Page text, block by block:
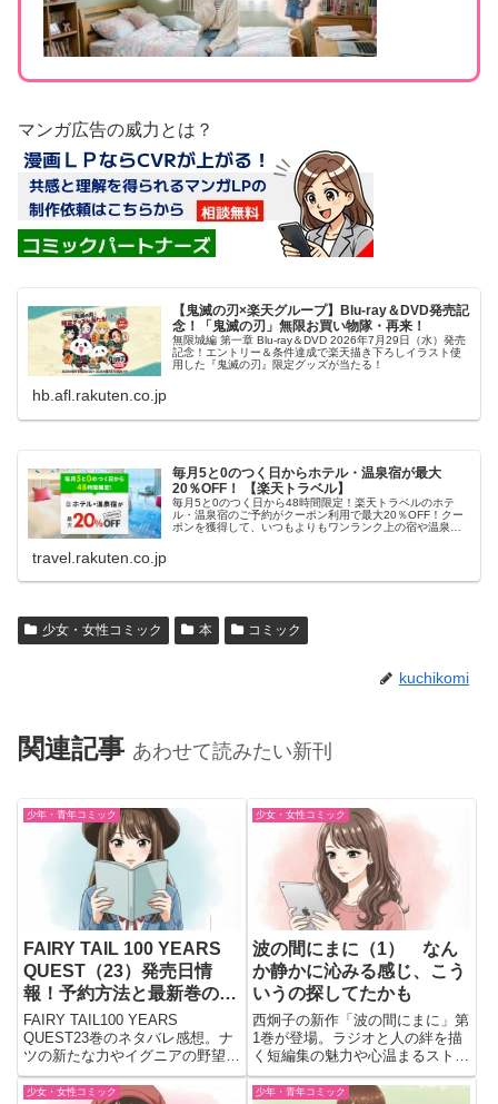
マンガ広告の威力とは？
【鬼滅の刃×楽天グループ】Blu-ray＆DVD発売記
念！「鬼滅の刃」無限お買い物隊・再来！
無限城編 第一章 Blu-ray＆DVD 2026年7月29日（水）発売
記念！エントリー＆条件達成で楽天描き下ろしイラスト使
用した『鬼滅の刃』限定グッズが当たる！
hb.afl.rakuten.co.jp
毎月5と0のつく日からホテル・温泉宿が最大
20％OFF！ 【楽天トラベル】
毎月5と0のつく日から48時間限定！楽天トラベルのホテ
ル・温泉宿のご予約がクーポン利用で最大20％OFF！クー
ポンを獲得して、いつもよりもワンランク上の宿や温泉宿
travel.rakuten.co.jp
少女・女性コミック 本 コミック
kuchikomi
関連記事 あわせて読みたい新刊
少年・青年コミック
FAIRY TAIL 100 YEARS
QUEST（23）発売日情
報！予約方法と最新巻の見
どころまとめ
FAIRY TAIL100 YEARS
QUEST23巻のネタバレ感想。ナ
ツの新たな力やイグニアの野望、
竜化の脅威など見どころを詳しく
解説します。
少女・女性コミック
波の間にまに（1） なん
か静かに沁みる感じ、こう
いうの探してたかも
西炯子の新作「波の間にまに」第
1巻が登場。ラジオと人の絆を描
く短編集の魅力や心温まるストー
リーを詳しく紹介。
少女・女性コミック 少年・青年コミック